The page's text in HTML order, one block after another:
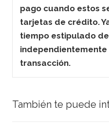
pago cuando estos
tarjetas de crédito.
tiempo estipulado
transacción.
También te puede